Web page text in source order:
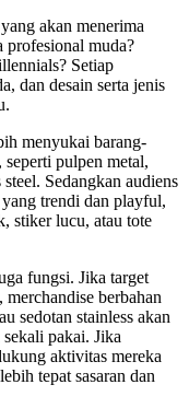
akan menerima
profesional muda?
Setiap
dan desain serta jenis
menyukai barang-
pulpen metal,
Sedangkan audiens
trendi dan playful,
stiker lucu, atau tote
fungsi. Jika target
berbahan
sedotan stainless akan
pakai. Jika
aktivitas mereka
tepat sasaran dan